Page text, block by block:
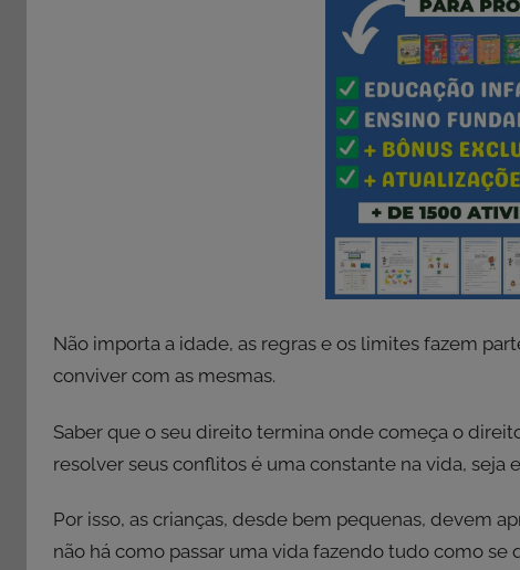
Não importa a idade, as regras e os limites fazem
conviver com as mesmas.
Saber que o seu direito termina onde começa o
resolver seus conflitos é uma constante na vida, seja
Por isso, as crianças, desde bem pequenas, devem
não há como passar uma vida fazendo tudo como se